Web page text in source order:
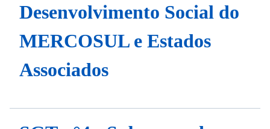
Desenvolvimento Social do
MERCOSUL e Estados
Associados